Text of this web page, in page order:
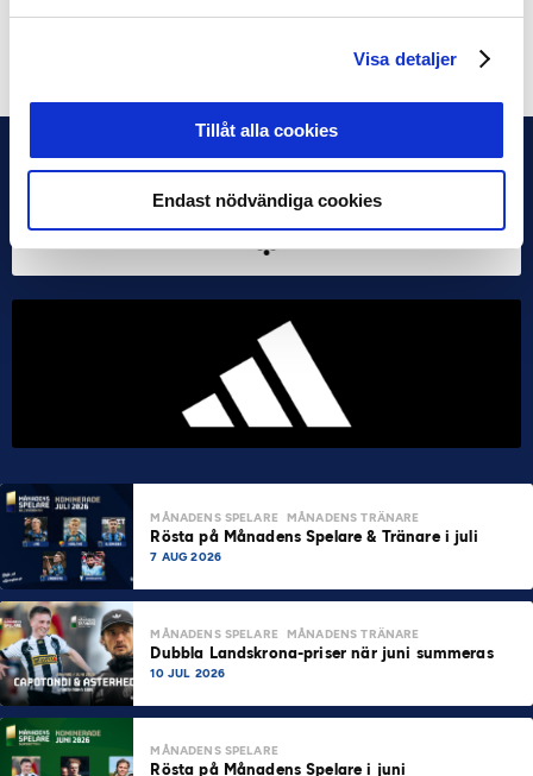
Visa detaljer
Tillåt alla cookies
Endast nödvändiga cookies
MÅNADENS SPELARE MÅNADENS TRÄNARE
Rösta på Månadens Spelare & Tränare i juli
7 AUG 2026
MÅNADENS SPELARE MÅNADENS TRÄNARE
Dubbla Landskrona-priser när juni summeras
10 JUL 2026
MÅNADENS SPELARE
Rösta på Månadens Spelare i juni